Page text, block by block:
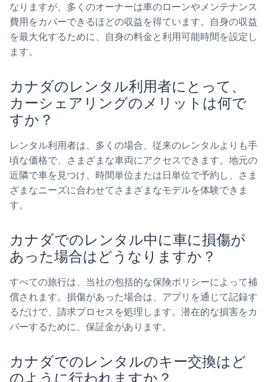
なりますが、多くのオーナーは車のローンやメンテナンス
費用をカバーできるほどの収益を得ています。自身の収益
を最大化するために、自身の料金と利用可能時間を設定し
ます。
カナダのレンタル利用者にとって、
カーシェアリングのメリットは何で
すか？
レンタル利用者は、多くの場合、従来のレンタルよりも手
頃な価格で、さまざまな車両にアクセスできます。地元の
近隣で車を見つけ、時間単位または日単位で予約し、さま
ざまなニーズに合わせてさまざまなモデルを体験できま
す。
カナダでのレンタル中に車に損傷が
あった場合はどうなりますか？
すべての旅行は、当社の包括的な保険ポリシーによって補
償されます。損傷があった場合は、アプリを通じて記録す
るだけで、請求プロセスを処理します。潜在的な損害をカ
バーするために、保証金があります。
カナダでのレンタルのキー交換はど
のように行われますか？